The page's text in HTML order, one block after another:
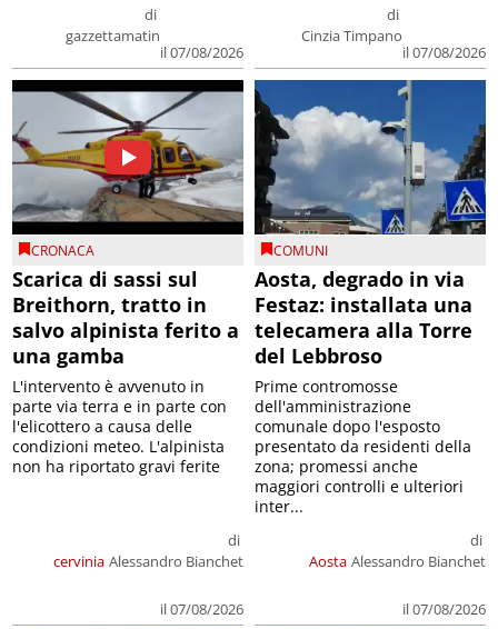
di
gazzettamatin
il 07/08/2026
di
Cinzia Timpano
il 07/08/2026
CRONACA
Scarica di sassi sul
Breithorn, tratto in
salvo alpinista ferito a
una gamba
cervinia
di
Alessandro Bianchet
il 07/08/2026
L'intervento è avvenuto in
parte via terra e in parte con
l'elicottero a causa delle
condizioni meteo. L'alpinista
non ha riportato gravi ferite
COMUNI
Aosta, degrado in via
Festaz: installata una
telecamera alla Torre
del Lebbroso
Aosta
di
Alessandro Bianchet
il 07/08/2026
Prime contromosse
dell'amministrazione
comunale dopo l'esposto
presentato da residenti della
zona; promessi anche
maggiori controlli e ulteriori
inter...